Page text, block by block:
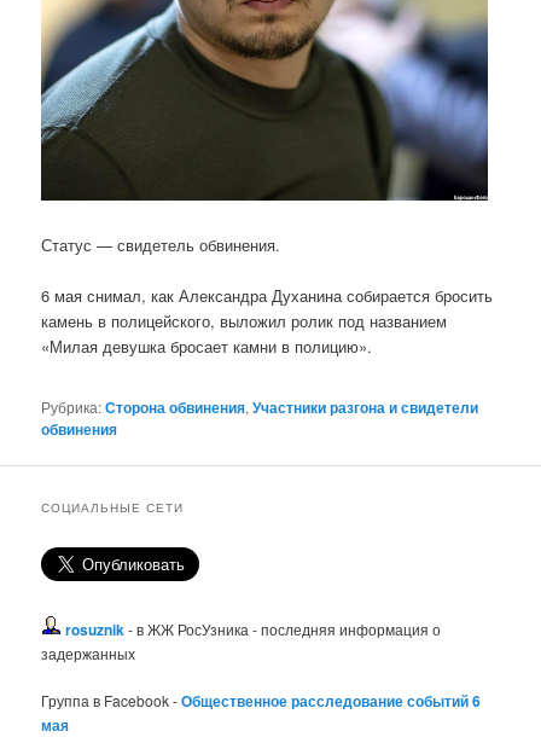
Статус — свидетель обвинения.
6 мая снимал, как Александра Духанина собирается бросить
камень в полицейского, выложил ролик под названием
«Милая девушка бросает камни в полицию».
Рубрика:Сторона обвинения,Участники разгона и свидетели
обвинения
СОЦИАЛЬНЫЕ СЕТИ
rosuznik- в ЖЖ РосУзника - последняя информация о
задержанных
Группа в Facebook -Общественное расследование событий 6
мая